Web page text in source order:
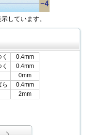
しています。
0.4mm
0.4mm
0mm
ら
0.4mm
2mm